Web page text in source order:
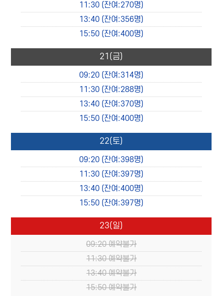
11:30 (잔여:270명)
13:40 (잔여:356명)
15:50 (잔여:400명)
21 (금)
09:20 (잔여:314명)
11:30 (잔여:288명)
13:40 (잔여:370명)
15:50 (잔여:400명)
22(토)
09:20 (잔여:398명)
11:30 (잔여:397명)
13:40 (잔여:400명)
15:50 (잔여:397명)
23(일)
09:20예약불가
11:30예약불가
13:40예약불가
15:50예약불가